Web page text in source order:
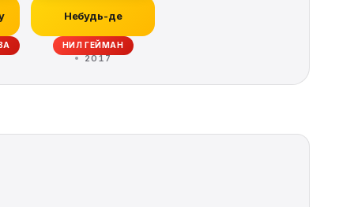
Небудь-де
НИЛ ГЕЙМАН
2017